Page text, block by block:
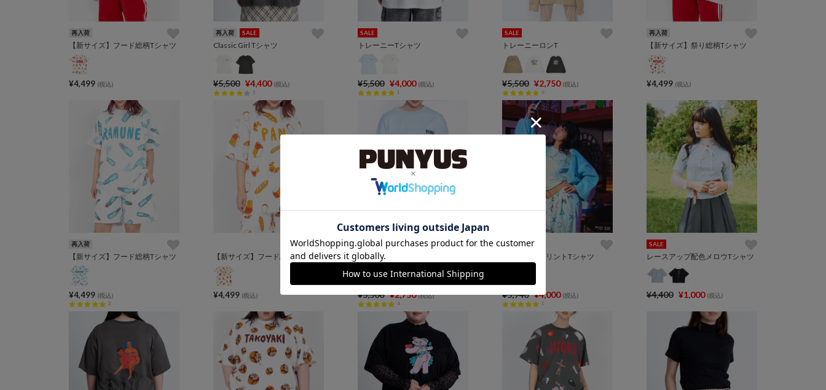
再入荷
【新サイズ】フード総柄Tシャツ
¥4,499 (税込)
再入荷 SALE
Classic Girl Tシャツ
¥5,500 ¥4,400 (税込)
3
SALE
トレーニーTシャツ
¥5,500 ¥4,000 (税込)
1
SALE
トレーニーロンT
¥5,500 ¥2,750 (税込)
6
再入荷
【新サイズ】祭り総柄Tシャツ
¥4,499 (税込)
再入荷
【新サイズ】フード総柄Tシャツ
¥4,499 (税込)
2
【新サイズ】フード総柄Tシャツ
¥4,499 (税込)
SALE
PUNYUSロゴロンT
¥5,500 ¥2,750(税込)
4
SALE
PlaystationプリントTシャツ
¥5,940 ¥4,000 (税込)
1
SALE
レースアップ配色メロウTシャツ
¥4,400 ¥1,000 (税込)